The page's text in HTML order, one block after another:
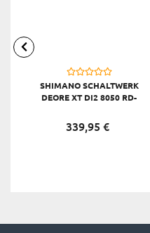
SHIMANO SCHALTWERK
DEORE XT DI2 8050 RD-
339,95 €